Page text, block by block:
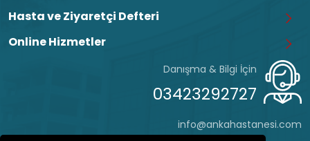
Hasta ve Ziyaretçi Defteri
Online Hizmetler
Danışma & Bilgi İçin
03423292727
info@ankahastanesi.com